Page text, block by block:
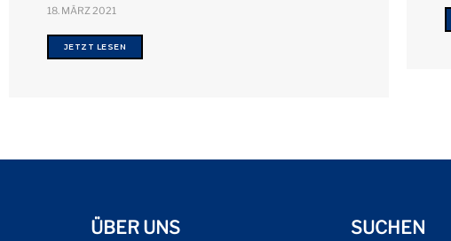
18. MÄRZ 2021
JETZT LESEN
ÜBER UNS SUCHEN